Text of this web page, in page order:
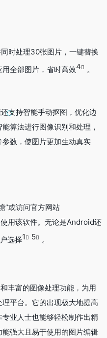
时处理30张图片，一键替换
全部图片，省时高效4 。
支持智能手动抠图，优化边
算法进行图像识别和处理，
数，使图片更加生动真实
”或访问官方网站
用该软件。无论是Android还
选择1 5 。
丰富的图像处理功能，为用
平台。它的出现极大地提高
业人士也能够轻松制作出精
强大且易于使用的图片编辑